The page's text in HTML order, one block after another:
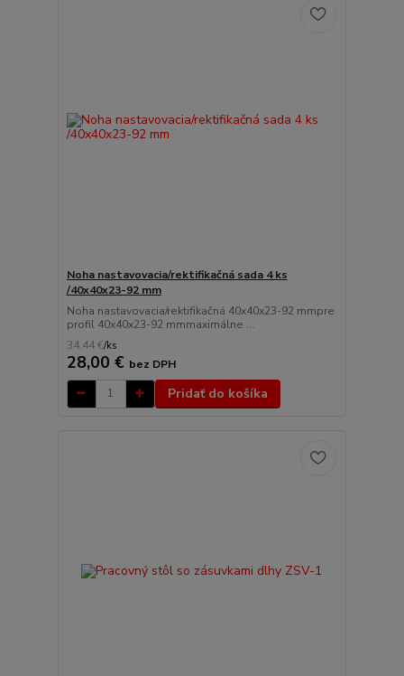
Noha nastavovacia/rektifikačná sada 4 ks
/40x40x23-92 mm
Noha nastavovacia/rektifikačná 40x40x23-92 mmpre
profil 40x40x23-92 mmmaximálne ...
34,44 €/ks
28,00 € bez DPH
Pridať do košíka